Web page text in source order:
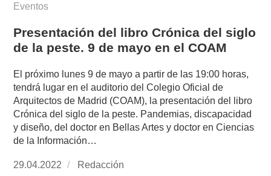
Eventos
Presentación del libro Crónica del siglo
de la peste. 9 de mayo en el COAM
El próximo lunes 9 de mayo a partir de las 19:00 horas,
tendrá lugar en el auditorio del Colegio Oficial de
Arquitectos de Madrid (COAM), la presentación del libro
Crónica del siglo de la peste. Pandemias, discapacidad
y diseño, del doctor en Bellas Artes y doctor en Ciencias
de la Información…
Publicado
29.04.2022 https://www.experimenta.es/author/redaccion/
Redacción